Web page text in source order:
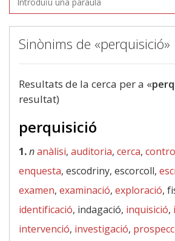
Sinònims de «perquisició»
Resultats de la cerca per a «
resultat)
perquisició
1.nanàlisi, auditoria, cerca,
enquesta, escodriny, escorcoll,
examen, examinació, exploració,
identificació, indagació, inquisició,
intervenció, investigació,